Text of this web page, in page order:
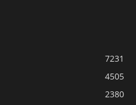
7231
4505
2380